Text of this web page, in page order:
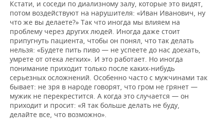
Кстати, и соседи по диализному залу, которые это видят,
потом воздействуют на нарушителя: «Иван Иванович, ну
что же вы делаете?» Так что иногда мы влияем на
проблему через других людей. Иногда даже стоит
припугнуть пациента, чтобы он понял, что так делать
нельзя: «Будете пить пиво — не успеете до нас доехать,
умрете от отека легких». И это работает. Но иногда
понимание приходит только после каких-нибудь
серьезных осложнений. Особенно часто с мужчинами так
бывает: не зря в народе говорят, что гром не грянет —
мужик не перекрестится. А когда это случается — он
приходит и просит: «Я так больше делать не буду,
делайте все, что возможно».